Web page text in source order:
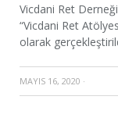
Vicdani Ret
“Vicdani Ret
olarak
MAYIS 16, 2020 ·